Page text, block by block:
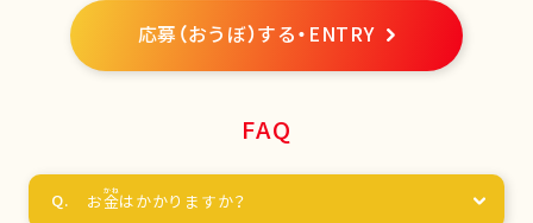
応募（おうぼ）する・ENTRY
FAQ
お金はかかりますか？